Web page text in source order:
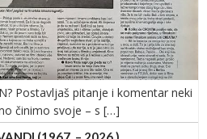
Postavljaš pitanje i komentar neki
činimo svoje – s […]